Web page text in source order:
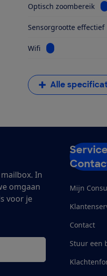
Optisch zoombereik
Sensorgrootte effectief
Wifi Bekijk informatie
Alle
In
omgaan
voor je
Mijn
Contact
Stuur een